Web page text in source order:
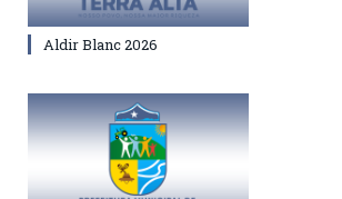
Aldir Blanc 2026